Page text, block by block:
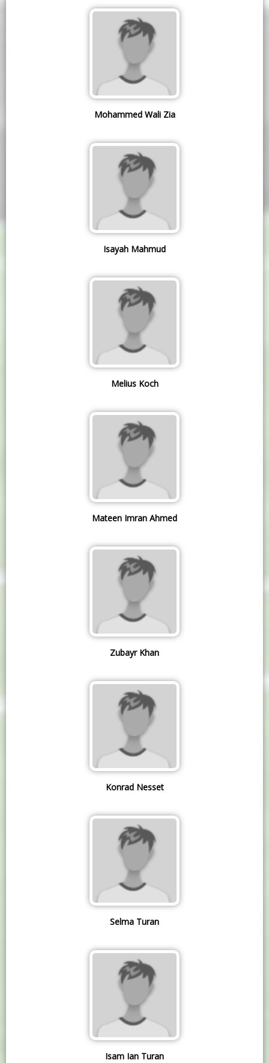
Mohammed Wali Zia
Isayah Mahmud
Melius Koch
Mateen Imran Ahmed
Zubayr Khan
Konrad Nesset
Selma Turan
Isam Ian Turan